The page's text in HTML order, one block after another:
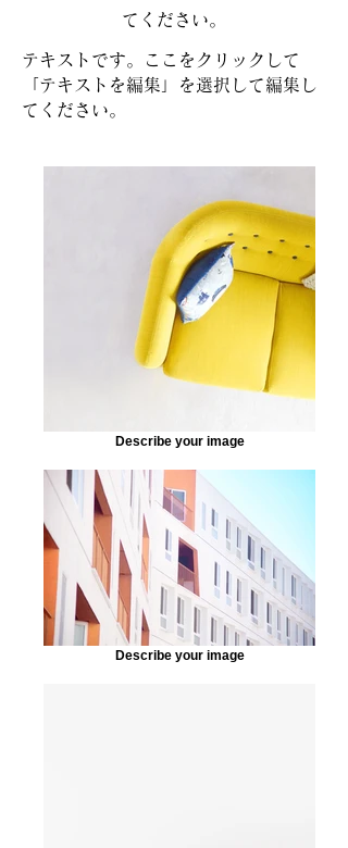
てください。
テキストです。ここをクリックして
「テキストを編集」を選択して編集し
てください。
Describe your image
Describe your image